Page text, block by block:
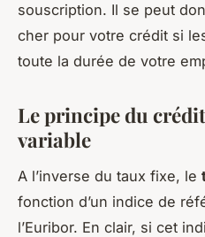
souscription. Il se peut
cher pour votre crédit si
toute la durée de votre
Le principe du
variable
A l’inverse du taux fixe, le
fonction d’un indice de
l’Euribor. En clair, si cet